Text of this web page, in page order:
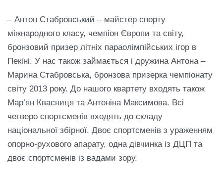
– Антон Стабровський – майстер спорту
міжнародного класу, чемпіон Європи та світу,
бронзовий призер літніх параолімпійських ігор в
Пекіні. У нас також займається і дружина Антона –
Марина Стабровська, бронзова призерка чемпіонату
світу 2013 року. До нашого квартету входять також
Мар’ян Квасниця та Антоніна Максимова. Всі
четверо спортсменів входять до складу
національної збірної. Двоє спортсменів з ураженням
опорно-рухового апарату, одна дівчинка із ДЦП та
двоє спортсменів із вадами зору.